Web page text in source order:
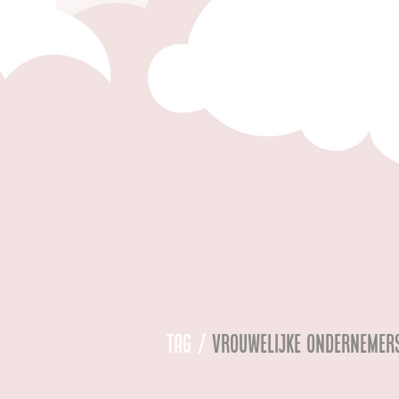
Tag / vrouwelijke